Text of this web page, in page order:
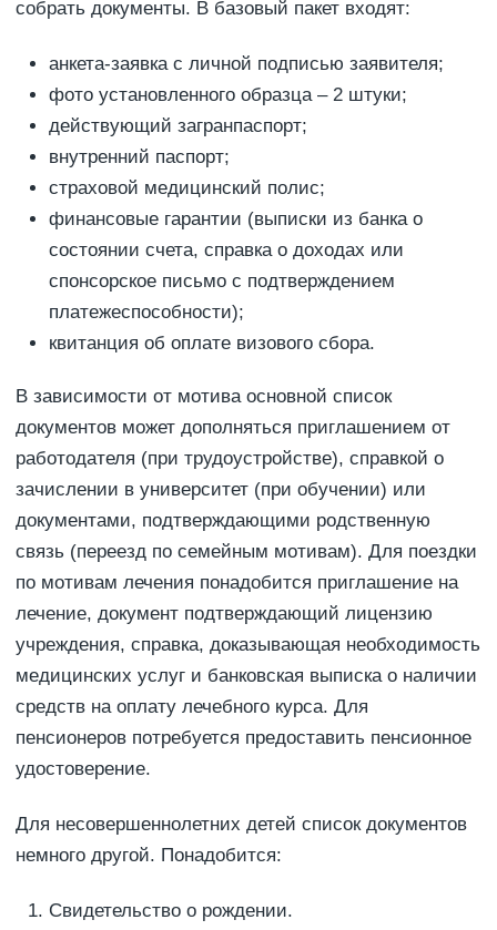
собрать документы. В базовый пакет входят:
анкета-заявка с личной подписью заявителя;
фото установленного образца – 2 штуки;
действующий загранпаспорт;
внутренний паспорт;
страховой медицинский полис;
финансовые гарантии (выписки из банка о
состоянии счета, справка о доходах или
спонсорское письмо с подтверждением
платежеспособности);
квитанция об оплате визового сбора.
В зависимости от мотива основной список
документов может дополняться приглашением от
работодателя (при трудоустройстве), справкой о
зачислении в университет (при обучении) или
документами, подтверждающими родственную
связь (переезд по семейным мотивам). Для поездки
по мотивам лечения понадобится приглашение на
лечение, документ подтверждающий лицензию
учреждения, справка, доказывающая необходимость
медицинских услуг и банковская выписка о наличии
средств на оплату лечебного курса. Для
пенсионеров потребуется предоставить пенсионное
удостоверение.
Для несовершеннолетних детей список документов
немного другой. Понадобится:
Свидетельство о рождении.